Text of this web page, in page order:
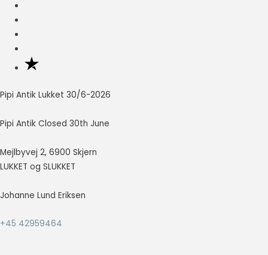
Pipi Antik Lukket 30/6-2026
Pipi Antik Closed 30th June
Mejlbyvej 2, 6900 Skjern
LUKKET og SLUKKET
Johanne Lund Eriksen
+45 42959464
forsvinder en
funktionalitet
Marketing
Marketing
bruges til at
på tværs af